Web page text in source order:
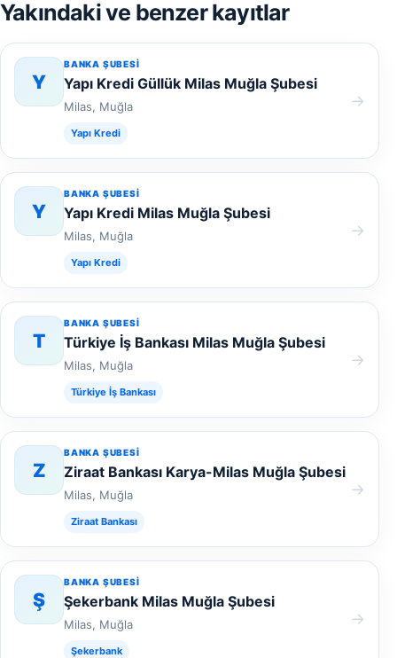
Yakındaki ve benzer kayıtlar
Y
BANKA ŞUBESI
Yapı Kredi Güllük Milas Muğla Şubesi
Milas, Muğla
Yapı Kredi
→
Y
BANKA ŞUBESI
Yapı Kredi Milas Muğla Şubesi
Milas, Muğla
Yapı Kredi
→
T
BANKA ŞUBESI
Türkiye İş Bankası Milas Muğla Şubesi
Milas, Muğla
Türkiye İş Bankası
→
Z
BANKA ŞUBESI
Ziraat Bankası Karya-Milas Muğla Şubesi
Milas, Muğla
Ziraat Bankası
→
Ş
BANKA ŞUBESI
Şekerbank Milas Muğla Şubesi
Milas, Muğla
Şekerbank
→